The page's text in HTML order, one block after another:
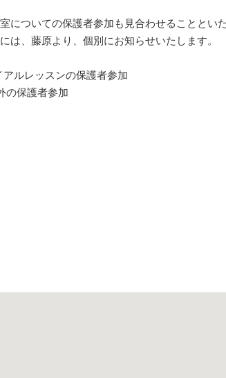
についての保護者参加も見合わせることとい
は、藤原より、個別にお知らせいたします。
レッスンの保護者参加
保護者参加